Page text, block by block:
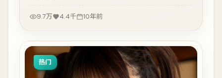
9.7万 4.4千 10年前
热门